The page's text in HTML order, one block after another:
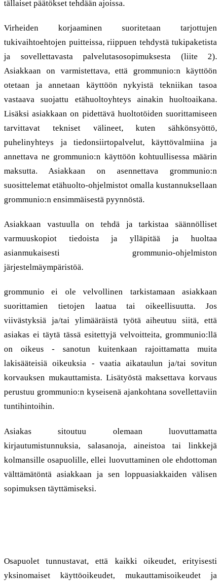
tällaiset päätökset tehdään ajoissa.
Virheiden korjaaminen suoritetaan tarjottujen
tukivaihtoehtojen puitteissa, riippuen tehdystä tukipaketista
ja sovellettavasta palvelutasosopimuksesta (liite 2).
Asiakkaan on varmistettava, että grommunio:n käyttöön
otetaan ja annetaan käyttöön nykyistä tekniikan tasoa
vastaava suojattu etähuoltoyhteys ainakin huoltoaikana.
Lisäksi asiakkaan on pidettävä huoltotöiden suorittamiseen
tarvittavat tekniset välineet, kuten sähkönsyöttö,
puhelinyhteys ja tiedonsiirtopalvelut, käyttövalmiina ja
annettava ne grommunio:n käyttöön kohtuullisessa määrin
maksutta. Asiakkaan on asennettava grommunio:n
suosittelemat etähuolto-ohjelmistot omalla kustannuksellaan
grommunio:n ensimmäisestä pyynnöstä.
Asiakkaan vastuulla on tehdä ja tarkistaa säännölliset
varmuuskopiot tiedoista ja ylläpitää ja huoltaa
asianmukaisesti grommunio-ohjelmiston
järjestelmäympäristöä.
grommunio ei ole velvollinen tarkistamaan asiakkaan
suorittamien tietojen laatua tai oikeellisuutta. Jos
viivästyksiä ja/tai ylimääräistä työtä aiheutuu siitä, että
asiakas ei täytä tässä esitettyjä velvoitteita, grommunio:llä
on oikeus - sanotun kuitenkaan rajoittamatta muita
lakisääteisiä oikeuksia - vaatia aikataulun ja/tai sovitun
korvauksen mukauttamista. Lisätyöstä maksettava korvaus
perustuu grommunio:n kyseisenä ajankohtana sovellettaviin
tuntihintoihin.
Asiakas sitoutuu olemaan luovuttamatta
kirjautumistunnuksia, salasanoja, aineistoa tai linkkejä
kolmansille osapuolille, ellei luovuttaminen ole ehdottoman
välttämätöntä asiakkaan ja sen loppuasiakkaiden välisen
sopimuksen täyttämiseksi.
Osapuolet tunnustavat, että kaikki oikeudet, erityisesti
yksinomaiset käyttöoikeudet, mukauttamisoikeudet ja